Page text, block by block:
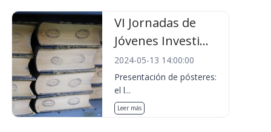
VI Jornadas de
Jóvenes Investi...
2024-05-13 14:00:00
Presentación de pósteres:
el l...
Leer más